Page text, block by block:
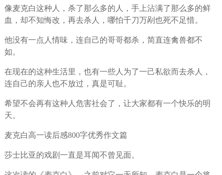
像麦克白这种人，杀了那么多的人，手上沾满了那么多的鲜
血，却不知悔改，再去杀人，哪怕千刀万剐也死不足惜。
他没有一点人情味，连自己的哥哥都杀，简直连禽兽都不
如。
在现在的这种生活里，也有一些人为了一己私欲而去杀人，
连自己的亲人也不放过，真是可耻。
希望不会再有这种人危害社会了，让大家都有一个快乐的明
天。
麦克白高一读后感800字优秀作文篇
莎士比亚的戏剧一直是耳闻不曾见面。